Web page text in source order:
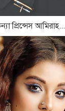
প্রিন্সেস আমিরাহ...